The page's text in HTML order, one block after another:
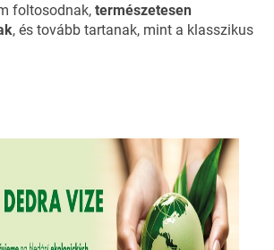
foltosodnak, természetesen
, és tovább tartanak, mint a klasszikus